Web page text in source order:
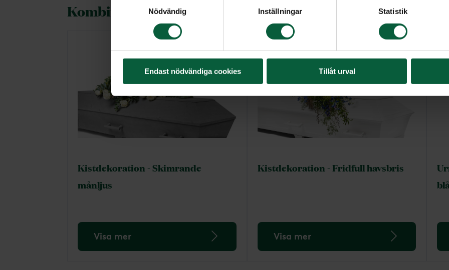
Nödvändig
Inställningar Statistik
Endast nödvändiga cookies Tillåt urval
Kombineras gärna med
Kistdekoration - Skimrande
månljus
Visa mer
Kistdekoration - Fridfull havsbris
Visa mer